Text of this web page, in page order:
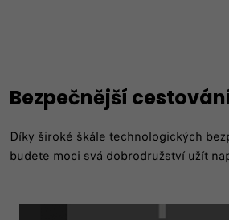
Bezpečnější
Díky široké škále technologických
budete moci svá dobrodružství užít